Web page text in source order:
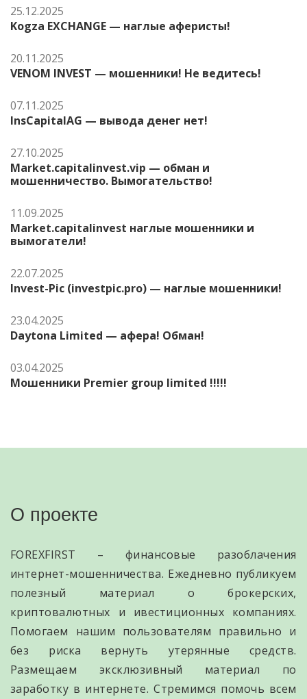
25.12.2025
Kogza EXCHANGE — наглые аферисты!
20.11.2025
VENOM INVEST — мошенники! Не ведитесь!
07.11.2025
InsCapitalAG — вывода денег нет!
27.10.2025
Market.capitalinvest.vip — обман и
мошенничество. Вымогательство!
11.09.2025
Market.capitalinvest наглые мошенники и
вымогатели!
22.07.2025
Invest-Pic (investpic.pro) — наглые мошенники!
23.04.2025
Daytona Limited — афера! Обман!
03.04.2025
Мошенники Premier group limited !!!!!
О проекте
FOREXFIRST – финансовые разоблачения
интернет-мошенничества. Ежедневно публикуем
полезный материал о брокерских,
криптовалютных и ивестиционных компаниях.
Помогаем нашим пользователям правильно и
без риска вернуть утерянные средств.
Размещаем эксклюзивный материал по
заработку в интернете. Стремимся помочь всем